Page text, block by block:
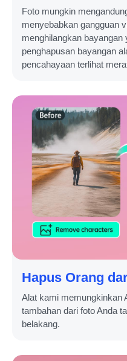
Foto mungkin
menyebabkan gangguan
menghilangkan
penghapusan bayangan
pencahayaan terlihat
Hapus Orang
Alat kami memungkinkan
tambahan dari foto Anda
belakang.